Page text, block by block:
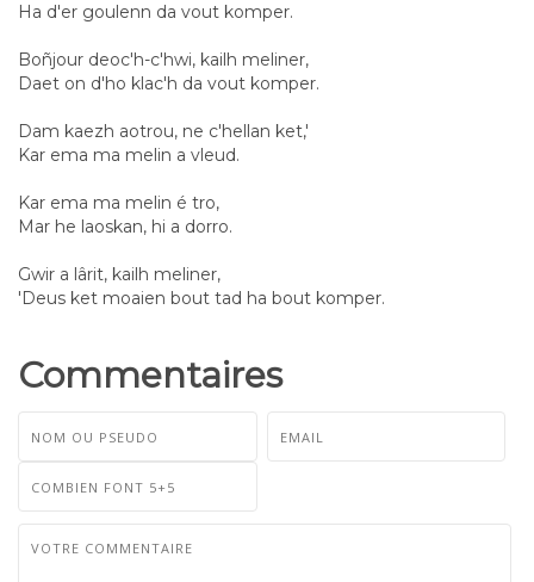
Ha d'er goulenn da vout komper.
Boñjour deoc'h-c'hwi, kailh meliner,
Daet on d'ho klac'h da vout komper.
Dam kaezh aotrou, ne c'hellan ket,'
Kar ema ma melin a vleud.
Kar ema ma melin é tro,
Mar he laoskan, hi a dorro.
Gwir a lârit, kailh meliner,
'Deus ket moaien bout tad ha bout komper.
Commentaires